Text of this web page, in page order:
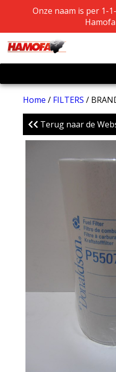
Onze naam is per 1-
Onze naam is per 1-
Home / FILTERS /
Terug naar de